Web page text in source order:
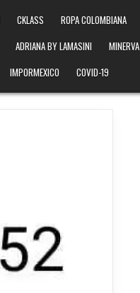
CKLASS ROPA COLOMBIANA
ADRIANA BY LAMASINI MINERVA
IMPORMEXICO COVID-19